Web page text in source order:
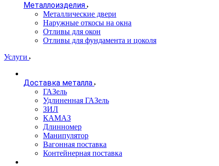
Металлоизделия
Металлические двери
Наружные откосы на окна
Отливы для окон
Отливы для фундамента и цоколя
Услуги
Доставка металла
ГАЗель
Удлиненная ГАЗель
ЗИЛ
КАМАЗ
Длинномер
Манипулятор
Вагонная поставка
Контейнерная поставка